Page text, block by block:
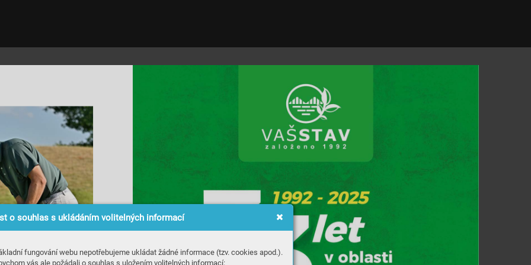
o souhlas s ukládáním volitelných informací
fungování webu nepotřebujeme ukládat žádné informace (tzv. cookies apod.).
vás ale požádali o souhlas s uložením volitelných informací: